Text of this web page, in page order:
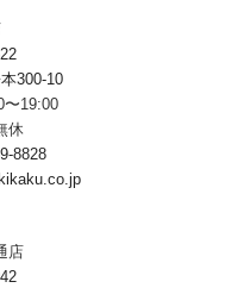
300-10
〜19:00
休
8828
店